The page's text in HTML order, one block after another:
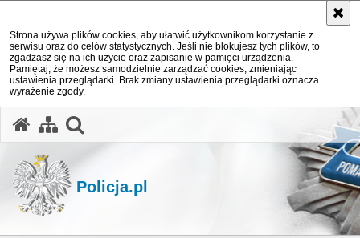
Strona używa plików cookies, aby ułatwić użytkownikom korzystanie z
serwisu oraz do celów statystycznych. Jeśli nie blokujesz tych plików, to
zgadzasz się na ich użycie oraz zapisanie w pamięci urządzenia.
Pamiętaj, że możesz samodzielnie zarządzać cookies, zmieniając
ustawienia przeglądarki. Brak zmiany ustawienia przeglądarki oznacza
wyrażenie zgody.
Policja.pl